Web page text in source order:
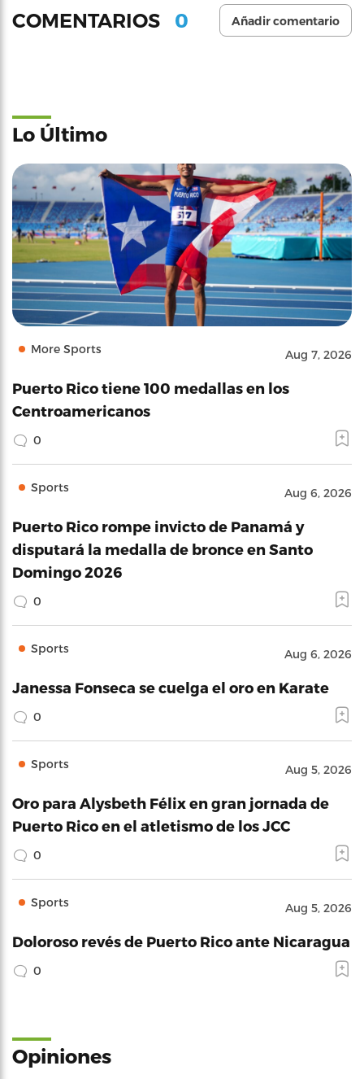
COMENTARIOS 0 Añadir comentario
Lo Último
More Sports Aug 7, 2026
Puerto Rico tiene 100 medallas en los
Centroamericanos
0
Sports Aug 6, 2026
Puerto Rico rompe invicto de Panamá y
disputará la medalla de bronce en Santo
Domingo 2026
0
Sports Aug 6, 2026
Janessa Fonseca se cuelga el oro en Karate
0
Sports Aug 5, 2026
Oro para Alysbeth Félix en gran jornada de
Puerto Rico en el atletismo de los JCC
0
Sports Aug 5, 2026
Doloroso revés de Puerto Rico ante Nicaragua
0
Opiniones